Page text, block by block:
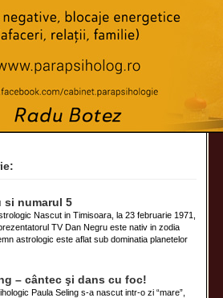
si numarul 5
Nascut in Timisoara, la 23 februarie 1971,
TV Dan Negru este nativ in zodia
astrologic este aflat sub dominatia planetelor
– cântec şi dans cu foc!
Paula Seling s-a nascut intr-o zi “mare”,